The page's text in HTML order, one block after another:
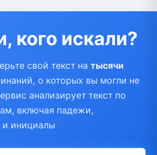
кого искали?
свой текст на тысячи
о которых вы могли не
анализирует текст по
включая падежи,
инициалы